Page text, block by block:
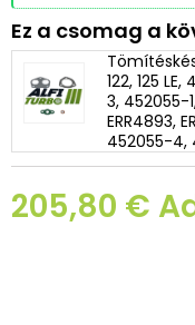
Ez a csomag a
122, 125
3, 452055-
ERR4893,
452055-4,
205,80 €